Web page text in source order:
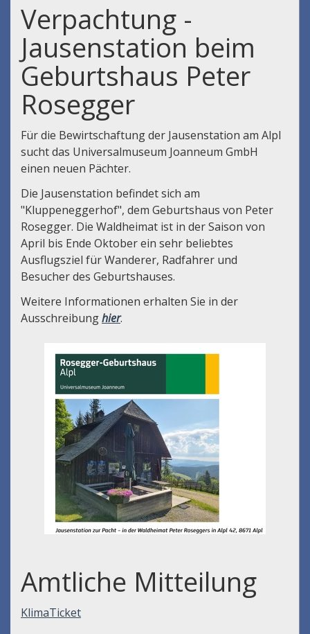
Verpachtung -
Jausenstation beim
Geburtshaus Peter
Rosegger
Für die Bewirtschaftung der Jausenstation am Alpl
sucht das Universalmuseum Joanneum GmbH
einen neuen Pächter.
Die Jausenstation befindet sich am
"Kluppeneggerhof", dem Geburtshaus von Peter
Rosegger. Die Waldheimat ist in der Saison von
April bis Ende Oktober ein sehr beliebtes
Ausflugsziel für Wanderer, Radfahrer und
Besucher des Geburtshauses.
Weitere Informationen erhalten Sie in der
Ausschreibunghier.
Amtliche Mitteilung
KlimaTicket